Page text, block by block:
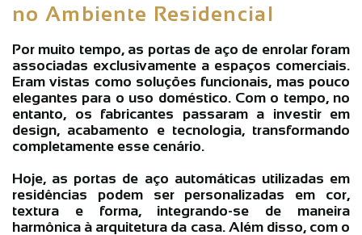
no Ambiente Residencial
Por muito tempo, as portas de aço de enrolarforam
associadas exclusivamente a espaços comerciais.
Eram vistas como soluções funcionais, mas pouco
elegantes para o uso doméstico. Com o tempo, no
entanto, os fabricantes passaram a investir em
design, acabamento e tecnologia, transformando
completamente esse cenário.
Hoje, as portas de aço automáticas utilizadas em
residências podem ser personalizadas em cor,
textura e forma, integrando-se de maneira
harmônica à arquitetura da casa. Além disso, com o